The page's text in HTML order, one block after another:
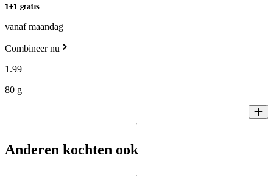
1+1 gratis
vanaf maandag
Combineer nu
1 .99
80 g
Anderen kochten ook